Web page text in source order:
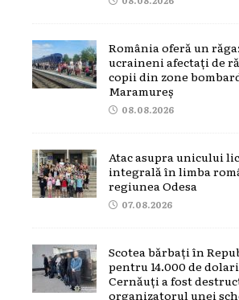
România oferă un
ucraineni afectați de
copii din zone
Maramureș
08.08.2026
Atac asupra unicului
integrală în limba
regiunea Odesa
07.08.2026
Scotea bărbați în
pentru 14.000 de
Cernăuți a fost
organizatorul unei